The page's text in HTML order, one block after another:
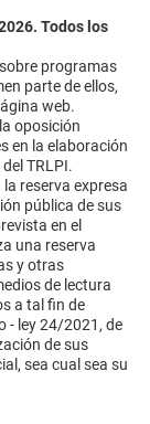
Todos los
programas
parte de ellos,
web.
oposición
en la elaboración
TRLPI.
reserva expresa
pública de sus
en el
una reserva
y otras
de lectura
a tal fin de
- ley 24/2021, de
de sus
sea cual sea su